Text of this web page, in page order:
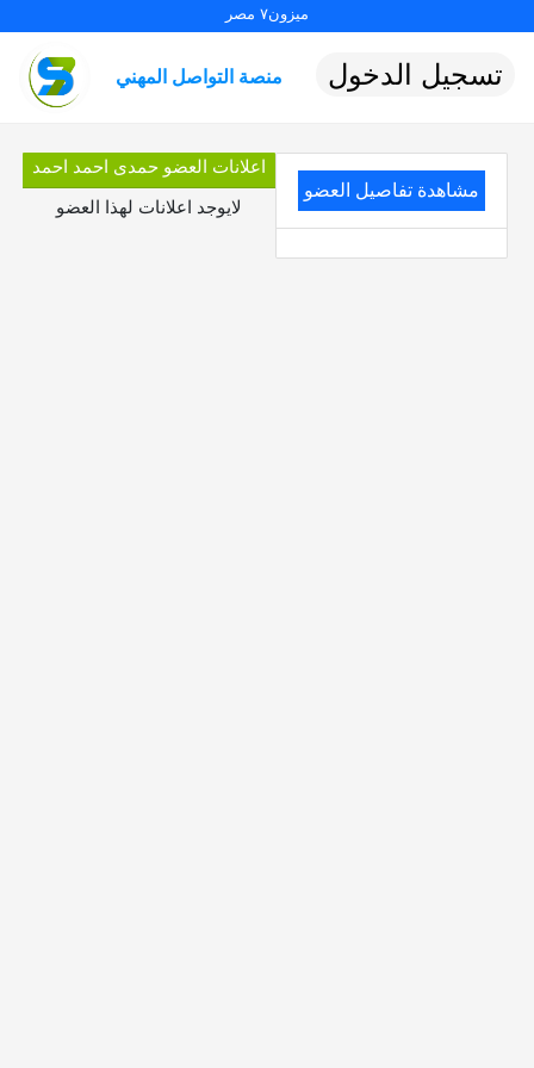
ميزون٧ مصر
منصة التواصل المهني تسجيل الدخول
مشاهدة تفاصيل العضو
اعلانات العضو حمدى احمد احمد
لايوجد اعلانات لهذا العضو